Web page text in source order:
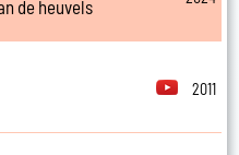
de heuvels
2011